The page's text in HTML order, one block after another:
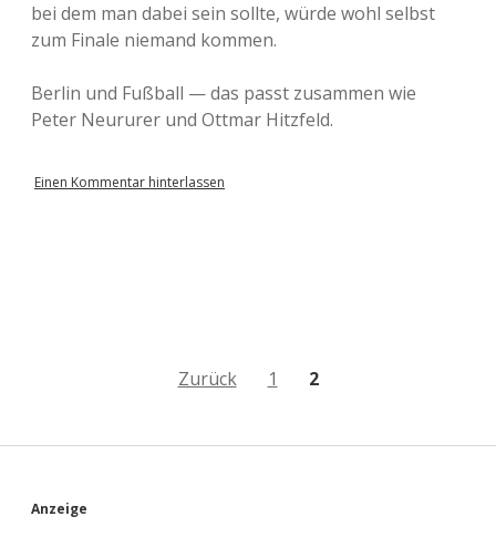
bei dem man dabei sein sollte, würde wohl selbst
zum Finale niemand kommen.
Berlin und Fußball — das passt zusammen wie
Peter Neururer und Ottmar Hitzfeld.
Einen Kommentar hinterlassen
t
Zurück 1 2
S
Anzeige